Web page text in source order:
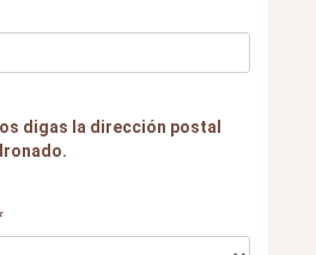
digas la dirección postal